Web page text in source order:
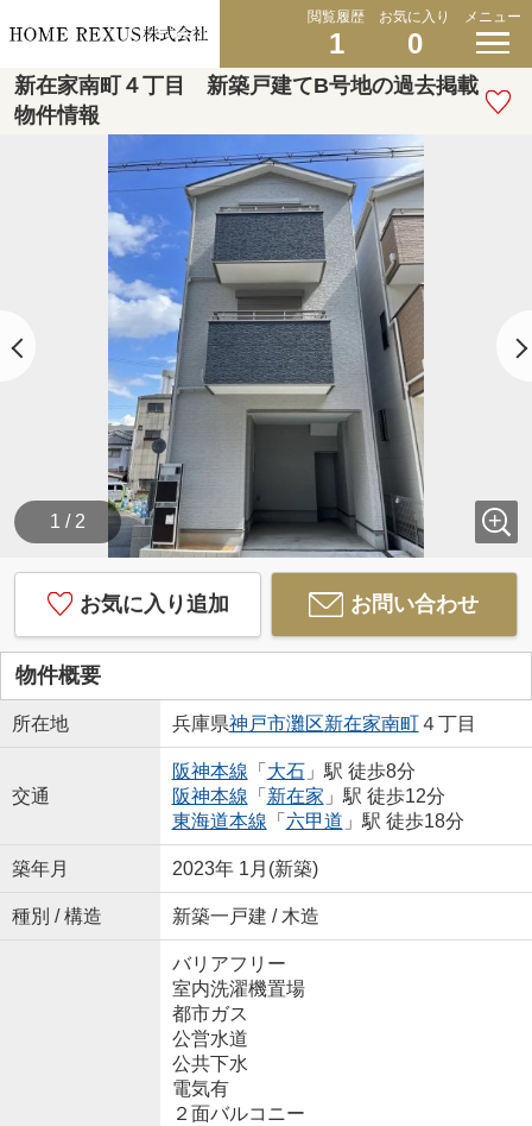
閲覧履歴
1
お気に入り
0
メニュー
新在家南町４丁目 新築戸建てB号地の過去掲載
物件情報
1 / 2
お気に入り追加 お問い合わせ
物件概要
所在地 兵庫県神戸市灘区新在家南町４丁目
交通
阪神本線 「 大石」駅 徒歩8分
阪神本線 「 新在家 」駅 徒歩12分
東海道本線 「 六甲道 」駅 徒歩18分
築年月 2023年 1月(新築)
種別 / 構造 新築一戸建 / 木造
バリアフリー
室内洗濯機置場
都市ガス
公営水道
公共下水
電気有
２面バルコニー